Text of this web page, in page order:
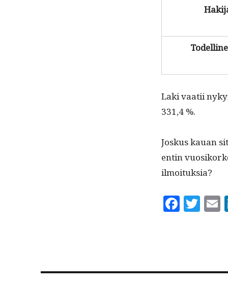
Laki vaatii
331,4 %.
Joskus kauan
entin
ilmoituksia?
F
b
T
r